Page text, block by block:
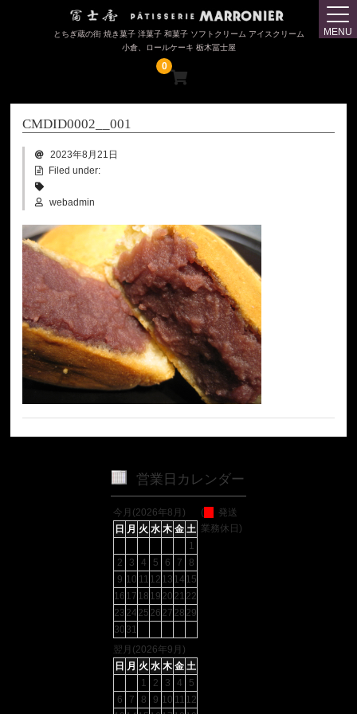
とちぎ蔵の街 焼き菓子 洋菓子 和菓子 ソフトクリーム アイスクリーム
小倉、ロールケーキ 栃木冨士屋
0
MENU
トップページ
冨士屋（じまんやき・大盛小倉アイス）
マロニエ（ロールケーキ・蔵出したまご）
CMDID0002__001
2023年8月21日
Filed under:
webadmin
営業日カレンダー
今月(2026年8月)
日 月 火 水 木 金 土
1
2
3 4 5 6 7
8
9 10 11 12 13 14 15
16 17 18 19 20 21 22
23 24 25 26 27 28 29
30 31
翌月(2026年9月)
日 月 火 水 木 金 土
1
2 3 4
5
6
7 8 9 10 11 12
(
発送
業務休日)